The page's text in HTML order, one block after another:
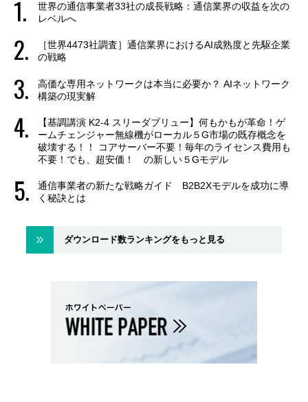
世界の通信事業者33社の成長戦略：通信業界の収益を次の
レベルへ
［世界4473社調査］通信業界におけるAI成熟度と先駆企業
の戦略
高価な専用ネットワークは本当に必要か？ AIネットワーク
構築の現実解
【基調講演 K2-4 スリーダブリュー】何もかもが革命！ゲ
ームチェンジャー無線機がローカル５G市場の既存概念を
破壊する！！ コアサーバー不要！毎年のライセンス費用も
不要！でも、超安価！ の新しい５Gモデル
通信事業者の新たな戦略ガイド B2B2Xモデルを成功に導
く秘訣とは
ダウンロード数ランキングをもっと見る